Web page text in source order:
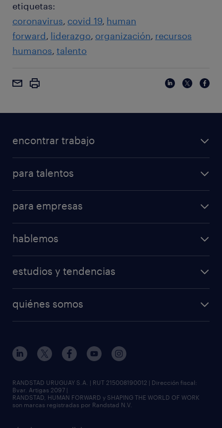
etiquetas:
coronavirus covid 19 human
forward liderazgo organización recursos
humanos talento
encontrar trabajo
para talentos
para empresas
hablemos
estudios y tendencias
quiénes somos
RANDSTAD URUGUAY S.A. | RUT 215008190012 | Dirección fiscal:
Bvar. Artigas 2097 |
RANDSTAD, HUMAN FORWARD y SHAPING THE WORLD OF WORK
son marcas registradas por Randstad N.V.